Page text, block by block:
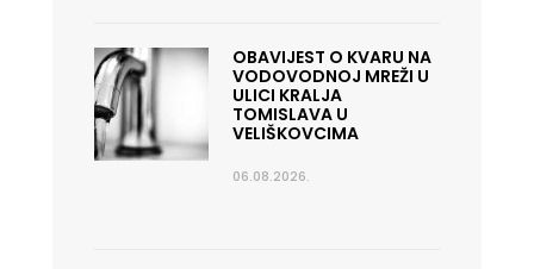
OBAVIJEST O KVARU NA
VODOVODNOJ MREŽI U
ULICI KRALJA
TOMISLAVA U
VELIŠKOVCIMA
06.08.2026.